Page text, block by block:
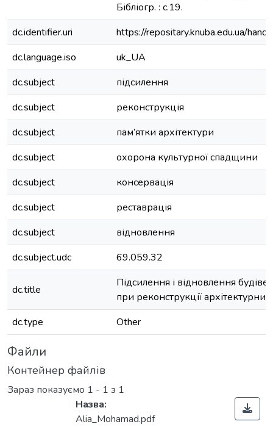
Бібліогр. : с.19.
dc.identifier.uri
https://repositary.knuba.edu.ua/
dc.language.iso
uk_UA
dc.subject
підсилення
dc.subject
реконструкція
dc.subject
пам’ятки архітектури
dc.subject
охорона культурної спадщини
dc.subject
консервація
dc.subject
реставрація
dc.subject
відновлення
dc.subject.udc
69.059.32
dc.title
Підсилення і відновлення
при реконструкції архітектурних
dc.type
Other
Файли
Контейнер файлів
Зараз показуємо 1 - 1 з 1
Назва:
Alia_Mohamad.pdf